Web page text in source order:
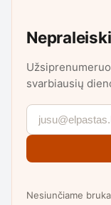
svarbiausių
Nesiunčiame